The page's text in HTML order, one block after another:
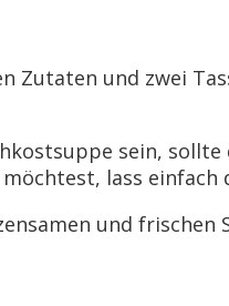
Zutaten und zwei
sein,
lass
und